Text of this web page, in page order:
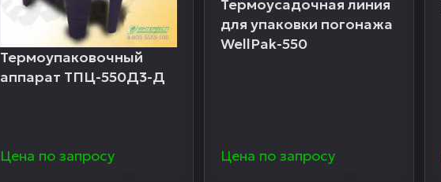
Термоупаковочный
аппарат ТПЦ-550Д3-Д
Цена по запросу
Термоусадочная линия
для упаковки погонажа
WellPak-550
Цена по запросу